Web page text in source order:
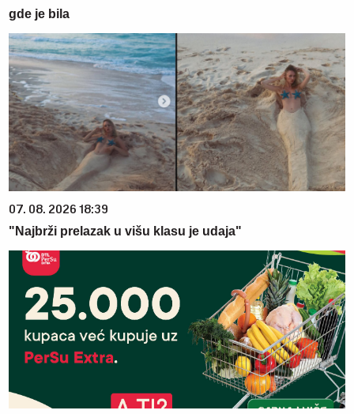
gde je bila
07. 08. 2026 18:39
"Najbrži prelazak u višu klasu je udaja"